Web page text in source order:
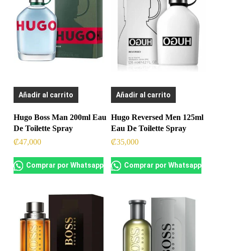
Añadir al carrito
Hugo Boss Man 200ml Eau
De Toilette Spray
₡47,000
Comprar por Whatsapp
Añadir al carrito
Hugo Reversed Men 125ml
Eau De Toilette Spray
₡35,000
Comprar por Whatsapp